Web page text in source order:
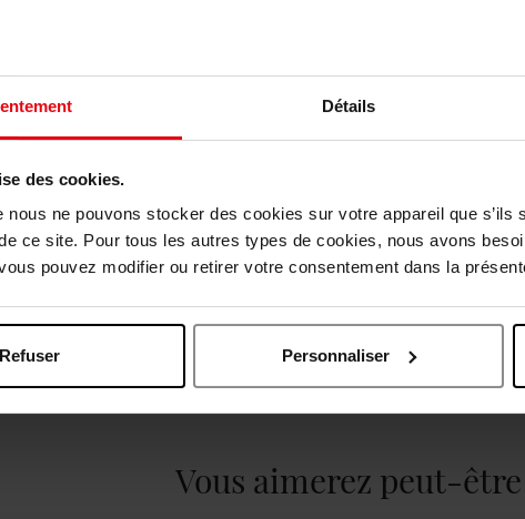
Détails
des cookies.
nous ne pouvons stocker des cookies sur votre appareil que
ce site. Pour tous les autres types de cookies, nous avons
pouvez modifier ou retirer votre consentement dans la
Refuser Personnaliser
Vous aimerez peut-être